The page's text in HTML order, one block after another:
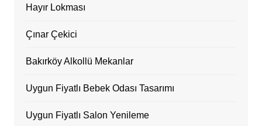
Hayır Lokması
Çınar Çekici
Bakırköy Alkollü Mekanlar
Uygun Fiyatlı Bebek Odası Tasarımı
Uygun Fiyatlı Salon Yenileme